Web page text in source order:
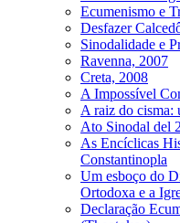
Ecumenismo e
Desfazer
Sinodalidade e
Ravenna, 2007
Creta, 2008
A Impossível
A raiz do cisma:
Ato Sinodal del
As Encíclicas
Constantinopla
Um esboço do
Ortodoxa e a
Declaração